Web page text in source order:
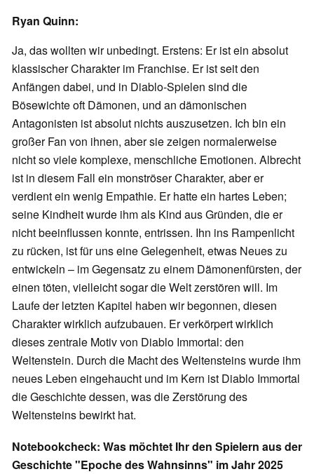
Ryan Quinn:
Ja, das wollten wir unbedingt. Erstens: Er ist ein absolut
klassischer Charakter im Franchise. Er ist seit den
Anfängen dabei, und in Diablo-Spielen sind die
Bösewichte oft Dämonen, und an dämonischen
Antagonisten ist absolut nichts auszusetzen. Ich bin ein
großer Fan von ihnen, aber sie zeigen normalerweise
nicht so viele komplexe, menschliche Emotionen. Albrecht
ist in diesem Fall ein monströser Charakter, aber er
verdient ein wenig Empathie. Er hatte ein hartes Leben;
seine Kindheit wurde ihm als Kind aus Gründen, die er
nicht beeinflussen konnte, entrissen. Ihn ins Rampenlicht
zu rücken, ist für uns eine Gelegenheit, etwas Neues zu
entwickeln – im Gegensatz zu einem Dämonenfürsten, der
einen töten, vielleicht sogar die Welt zerstören will. Im
Laufe der letzten Kapitel haben wir begonnen, diesen
Charakter wirklich aufzubauen. Er verkörpert wirklich
dieses zentrale Motiv von Diablo Immortal: den
Weltenstein. Durch die Macht des Weltensteins wurde ihm
neues Leben eingehaucht und im Kern ist Diablo Immortal
die Geschichte dessen, was die Zerstörung des
Weltensteins bewirkt hat.
Notebookcheck: Was möchtet Ihr den Spielern aus der
Geschichte "Epoche des Wahnsinns" im Jahr 2025